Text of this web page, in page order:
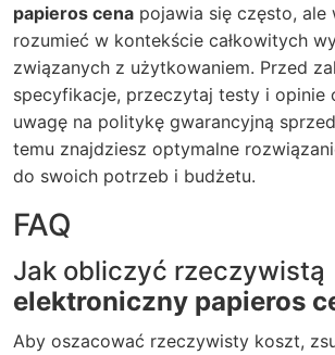
papieros cena pojawia się często, ale
rozumieć w kontekście całkowitych
związanych z użytkowaniem. Przed
specyfikacje, przeczytaj testy i opinie
uwagę na politykę gwarancyjną
temu znajdziesz optymalne
do swoich potrzeb i budżetu.
FAQ
Jak obliczyć rzeczywistą
elektroniczny papieros
Aby oszacować rzeczywisty koszt,